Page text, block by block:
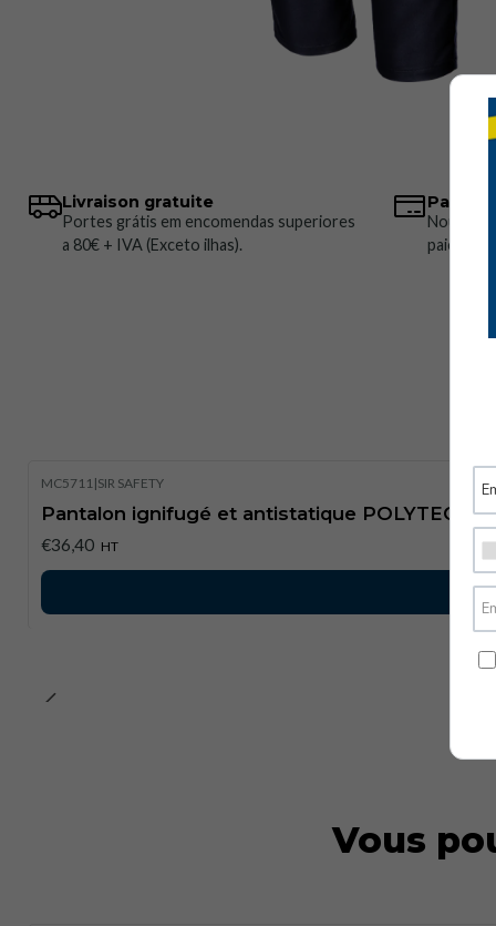
Livraison gratuite
Portes grátis em encomendas superiores
a 80€ + IVA (Exceto ilhas).
Nous
MC5711 |SIR SAFETY
Pantalon ignifugé et antistatique POLYTECH
€36,40 HT
Vous